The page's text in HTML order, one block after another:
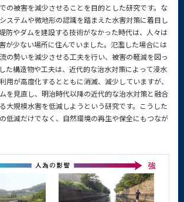
の被害を減少させることを目的とした研究です。な
ステムや微地形の認識を踏まえた水害対策に着目し
防やダムを建設する技術がなかった時代は、人々は
が少ない場所に住んでいました。氾濫した場合には
の勢いを減少させる工夫を行い、被害の軽減を図っ
た構造物や工夫は、近代的な治水対策によって浸水
用が高度化するとともに消滅、減少していますが、
を見直し、明治時代以降の近代的な治水対策と融合
大規模水害を低減しようという研究です。こうした
低減だけでなく、自然環境の再生や保全にもつなが